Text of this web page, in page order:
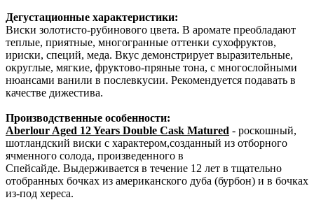
Дегустационные характеристики:
Виски золотисто-рубинового цвета. В аромате преобладают
теплые, приятные, многогранные оттенки сухофруктов,
ириски, специй, меда. Вкус демонстрирует выразительные,
округлые, мягкие, фруктово-пряные тона, с многослойными
нюансами ванили в послевкусии. Рекомендуется подавать в
качестве дижестива.
Производственные особенности:
Aberlour Aged 12 Years Double Cask Matured - роскошный,
шотландский виски с характером,созданный из отборного
ячменного солода, произведенного в
Спейсайде. Выдерживается в течение 12 лет в тщательно
отобранных бочках из американского дуба (бурбон) и в бочках
из-под хереса.